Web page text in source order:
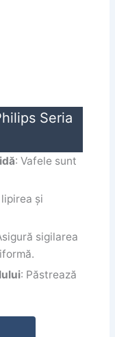
Seria
: Vafele sunt
și
sigilarea
: Păstrează